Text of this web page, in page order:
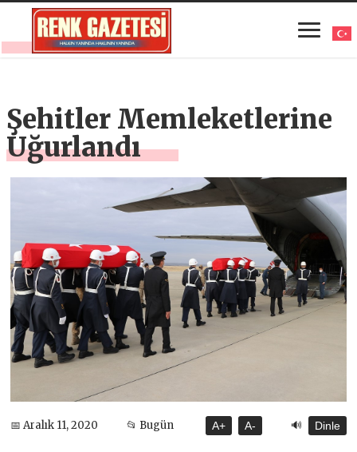
Şehitler Memleketlerine
Uğurlandı
📅 Aralık 11, 2020 📂 Bugün A+ A- 🔊 Dinle